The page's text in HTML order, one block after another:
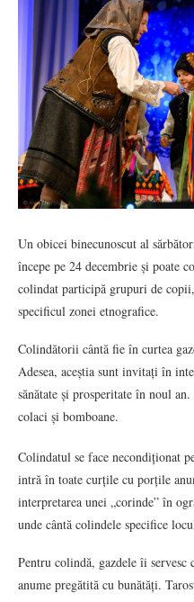
Un obicei binecunoscut al
începe pe 24 decembrie și poate
colindat participă grupuri de
specificul zonei etnografice.
Colindătorii cântă fie în curtea
Adesea, aceștia sunt invitați în
sănătate și prosperitate în noul
colaci și bomboane.
Colindatul se face necondiționat
intră în toate curțile cu porțile
interpretarea unei „corinde” în
unde cântă colindele specifice
Pentru colindă, gazdele îi servesc
anume pregătită cu bunătăți.